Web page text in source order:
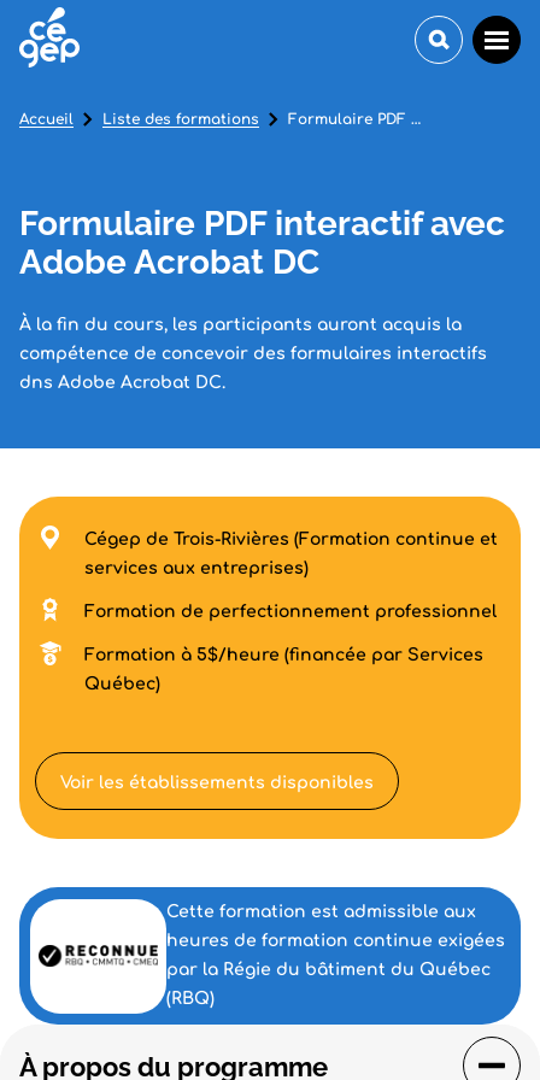
Formulaire PDF interactif avec
Adobe Acrobat DC
À la fin du cours, les participants auront acquis la
compétence de concevoir des formulaires interactifs
dns Adobe Acrobat DC.
Accueil Liste des formations Formulaire PDF interactif avec Adobe Acrobat DC
À propos du programme
Cégep de Trois-Rivières (Formation continue et
services aux entreprises)
Formation de perfectionnement professionnel
Formation à 5$/heure (financée par Services
Québec)
Voir les établissements disponibles
Cette formation est admissible aux
heures de formation continue exigées
par la Régie du bâtiment du Québec
(RBQ)